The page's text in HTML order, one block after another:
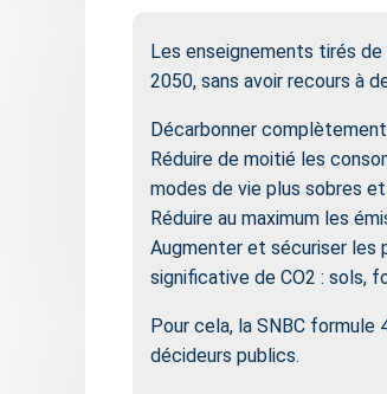
Les enseignements tirés
2050, sans avoir recours à
Décarbonner complètement
Réduire de moitié les
modes de vie plus sobres
Réduire au maximum les
Augmenter et sécuriser les
significative de CO2 : sols,
Pour cela, la SNBC
décideurs publics.